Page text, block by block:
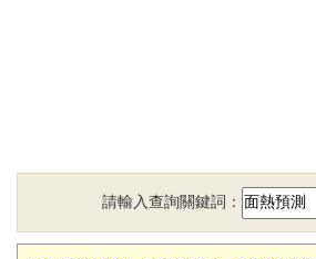
請輸入查詢關鍵詞：